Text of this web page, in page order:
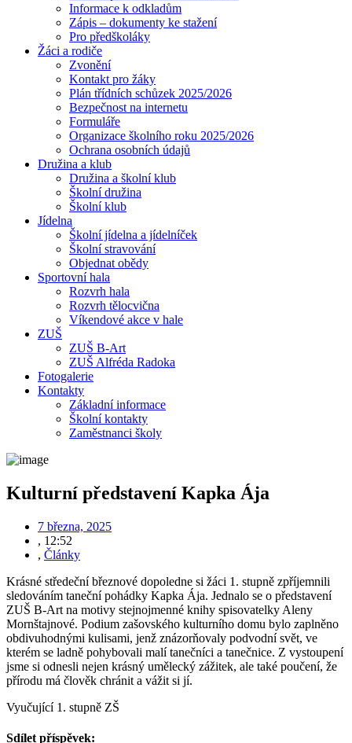
Informace k odkladům
Zápis – dokumenty ke stažení
Pro předškoláky
Žáci a rodiče
Zvonění
Kontakt pro žáky
Plán třídních schůzek 2025/2026
Bezpečnost na internetu
Formuláře
Organizace školního roku 2025/2026
Ochrana osobních údajů
Družina a klub
Družina a školní klub
Školní družina
Školní klub
Jídelna
Školní jídelna a jídelníček
Školní stravování
Objednat obědy
Sportovní hala
Rozvrh hala
Rozvrh tělocvična
Víkendové akce v hale
ZUŠ
ZUŠ B-Art
ZUŠ Alfréda Radoka
Fotogalerie
Kontakty
Základní informace
Školní kontakty
Zaměstnanci školy
Kulturní představení Kapka Ája
7 března, 2025
, 12:52
, Články
Krásné středeční březnové dopoledne si žáci 1. stupně zpříjemnili
sledováním taneční pohádky Kapka Ája. Jednalo se o představení
ZUŠ B-Art na motivy stejnojmenné knihy spisovatelky Aleny
Mornštajnové. Podium zašovského kulturního domu bylo zaplněno
obdivuhodnými kulisami, jenž znázorňovaly podvodní svět, ve
kterém se ladně pohybovali malí tanečníci a tanečnice. Z vystoupení
jsme si odnesli nejen krásný umělecký zážitek, ale také poučení, že
přírodu má člověk chránit a vážit si jí.
Vyučující 1. stupně ZŠ
Sdílet příspěvek: